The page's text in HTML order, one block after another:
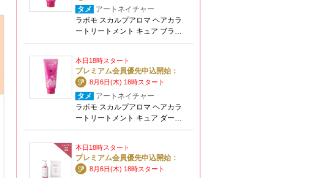
タメ アートネイチャー
ラボモ スカルプアロマ ヘアカラ
ートリートメント キュア ブラ…
本日18時スタート
プレミアム会員優先申込開始：
8月6日(木) 18時スタート
タメ アートネイチャー
ラボモ スカルプアロマ ヘアカラ
ートリートメント キュア ダー…
本日18時スタート
プレミアム会員優先申込開始：
8月6日(木) 18時スタート